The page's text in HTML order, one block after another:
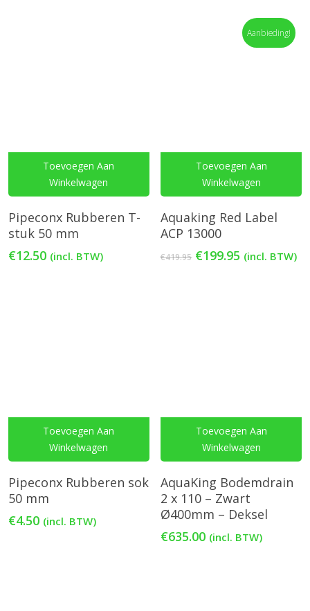
€499.95.
is:
€249.95.
Toevoegen Aan
Winkelwagen
Pipeconx Rubberen T-
stuk 50 mm
€12.50 (incl. BTW)
Aanbieding!
Toevoegen Aan
Winkelwagen
Aquaking Red Label
ACP 13000
€419.95 Oorspronkelijke
€199.95 Huidige
(incl. BTW)
Toevoegen Aan
Winkelwagen
Pipeconx Rubberen sok
50 mm
€4.50 (incl. BTW)
Toevoegen Aan
Winkelwagen
AquaKing Bodemdrain
2 x 110 – Zwart
Ø400mm – Deksel
€635.00 (incl. BTW)